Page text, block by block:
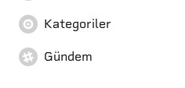
Kategoriler
Gündem